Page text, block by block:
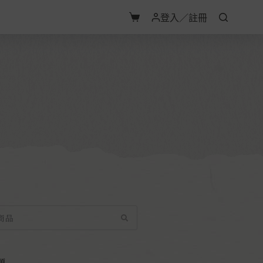
登入／註冊